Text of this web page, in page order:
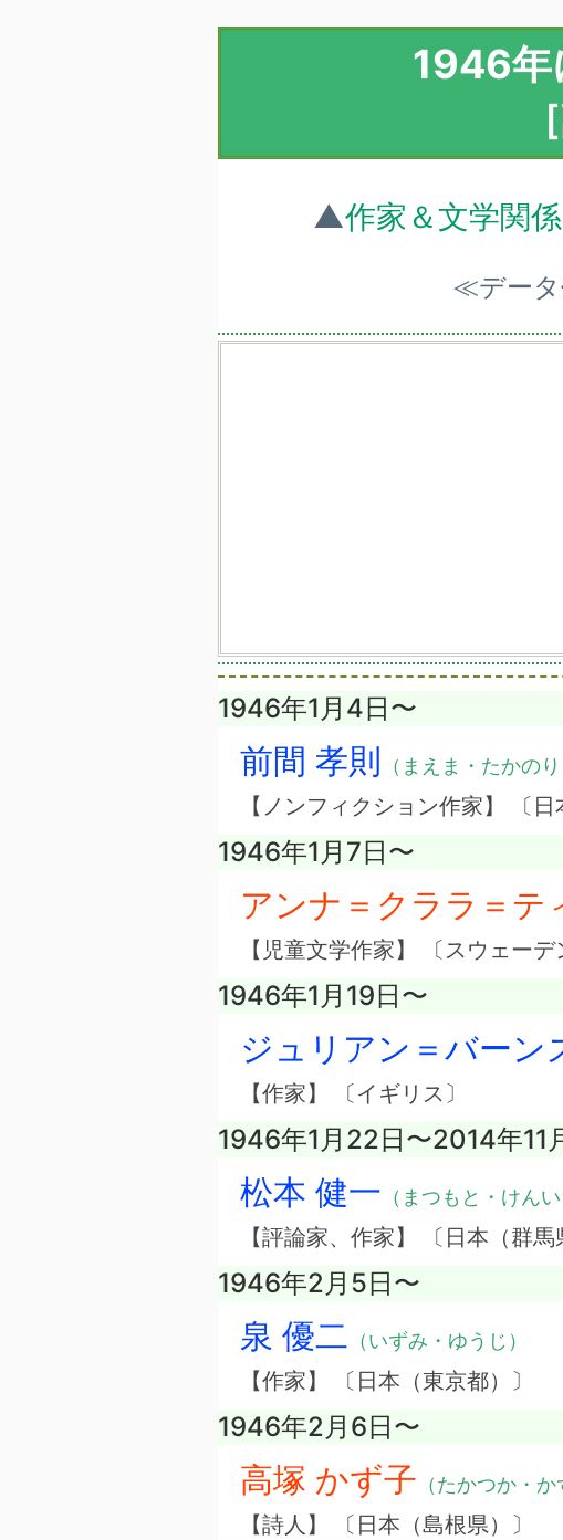
1946年
▲作家＆文学関
≪デー
1946年1月4日〜
前間 孝則 （まえま・たかのり
【ノンフィクション作家】 〔日
1946年1月7日〜
アンナ＝クララ＝テ
【児童文学作家】 〔スウェーデ
1946年1月19日〜
ジュリアン＝バーン
【作家】 〔イギリス〕
1946年1月22日〜2014年11
松本 健一 （まつもと・けんい
【評論家、作家】 〔日本（群馬
1946年2月5日〜
泉 優二 （いずみ・ゆうじ）
【作家】 〔日本（東京都）〕
1946年2月6日〜
高塚 かず子 （たかつか・か
【詩人】 〔日本（島根県）〕